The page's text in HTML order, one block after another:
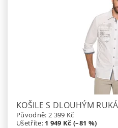
KOŠILE S DLOUHÝM
Původně: 2 399 Kč
Ušetříte: 1 949 Kč (–81 %)